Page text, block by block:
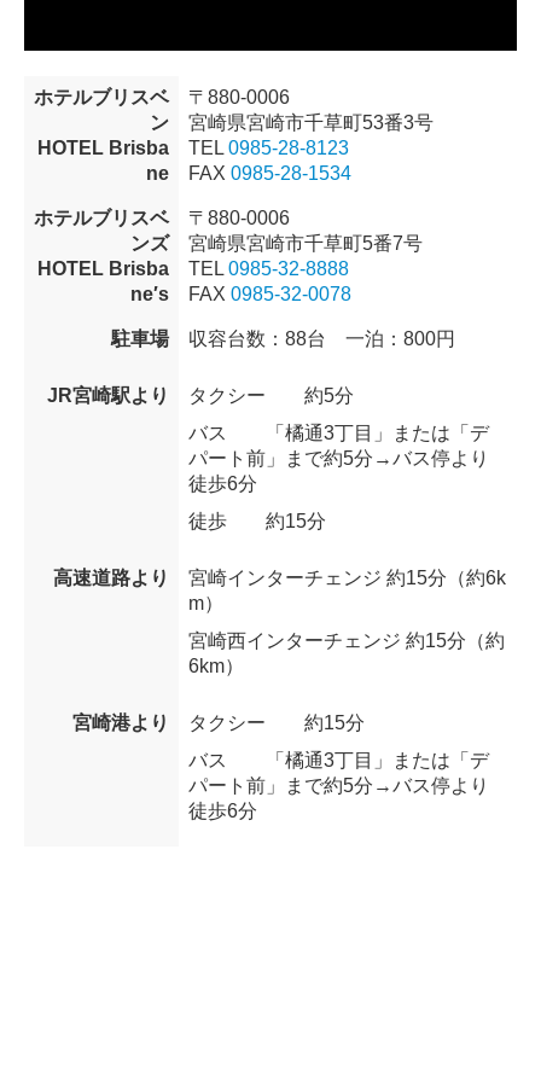
ホテルブリスベ
ン
HOTEL Brisba
ne
〒880-0006
宮崎県宮崎市千草町53番3号
TEL 0985-28-8123
FAX 0985-28-1534
ホテルブリスベ
ンズ
HOTEL Brisba
ne′s
〒880-0006
宮崎県宮崎市千草町5番7号
TEL 0985-32-8888
FAX 0985-32-0078
駐車場 収容台数：88台 一泊：800円
JR宮崎駅より タクシー
約5分
バス
「橘通3丁目」または「デ
パート前」まで約5分→バス停より
徒歩6分
徒歩
約15分
高速道路より
宮崎インターチェンジ 約15分（約6k
m）
宮崎西インターチェンジ 約15分（約
6km）
宮崎港より タクシー
約15分
バス
「橘通3丁目」または「デ
パート前」まで約5分→バス停より
徒歩6分